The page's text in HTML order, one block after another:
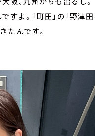
すよ。「町田」の「野津田
たんです。